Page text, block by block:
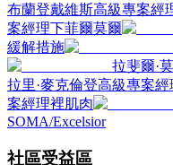
布蘭登戴維斯高級專案經
案經理下菲爾莫爾
緩解措施
拉斐爾·
拉里·麥克倫登高級專案經
案經理裡肌肉
SOMA/Excelsior
社區受益區